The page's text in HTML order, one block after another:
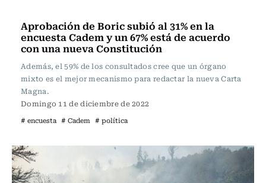
Aprobación de Boric subió al 31% en la
encuesta Cadem y un 67% está de acuerdo
con una nueva Constitución
Además, el 59% de los consultados cree que un órgano
mixto es el mejor mecanismo para redactar la nueva Carta
Magna.
Domingo 11 de diciembre de 2022
# encuesta # Cadem # política